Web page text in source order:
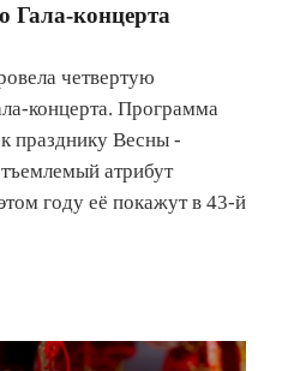
Гала-концерта
четвертую
концерта. Программа
празднику Весны -
атрибут
году её покажут в 43-й